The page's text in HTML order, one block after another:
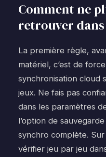
Comment ne
retrouver
La première règle,
matériel, c’est de
synchronisation cloud
jeux. Ne fais pas
dans les paramètres
l’option de
synchro complète.
vérifier jeu par jeu